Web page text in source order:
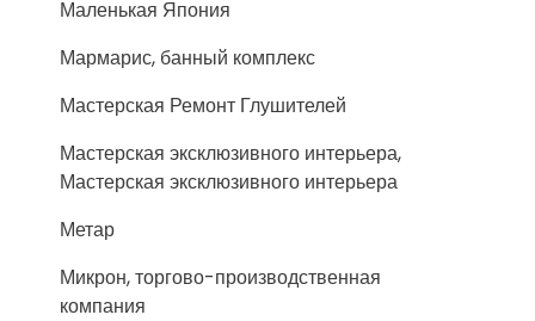
Маленькая Япония
Мармарис, банный комплекс
Мастерская Ремонт Глушителей
Мастерская эксклюзивного интерьера,
Мастерская эксклюзивного интерьера
Метар
Микрон, торгово-производственная
компания